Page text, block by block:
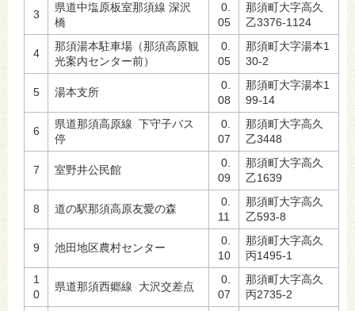
3
県道中塩原板室那須線 深沢
橋
0.
05
那須町大字高久
乙3376-1124
4
那須湯本駐車場（那須高原観
光案内センター前）
0.
05
那須町大字湯本1
30-2
5 湯本支所
0.
08
那須町大字湯本1
99-14
6
県道那須高原線 下守子バス
停
0.
07
那須町大字高久
乙3448
7 室野井公民館
0.
09
那須町大字高久
乙1639
8 道の駅那須高原友愛の森
0.
11
那須町大字高久
乙593-8
9 池田地区農村センター
0.
10
那須町大字高久
丙1495-1
1
0
県道那須西郷線 大沢交差点
0.
07
那須町大字高久
丙2735-2